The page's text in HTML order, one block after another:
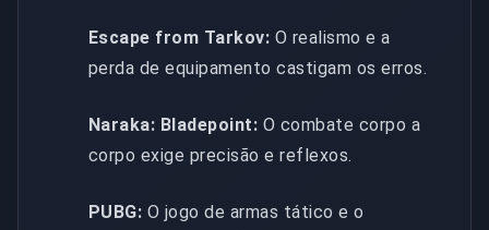
Escape from Tarkov: O realismo e a
perda de equipamento castigam os erros.
Naraka: Bladepoint: O combate corpo a
corpo exige precisão e reflexos.
PUBG: O jogo de armas tático e o